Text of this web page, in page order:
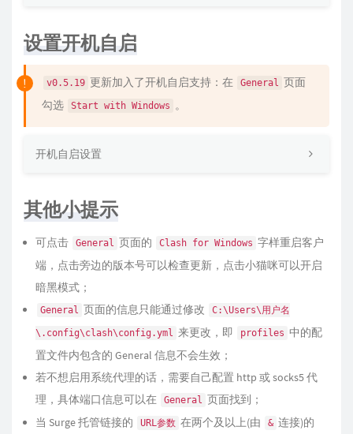
设置开机自启
v0.5.19 更新加入了开机自启支持：在 General
页面
勾选
Start with Windows 。
开机自启设置
其他小提示
可点击 General 页面的 Clash for Windows 字样重启客户
端，点击旁边的版本号可以检查更新，点击小猫咪可以开启
暗黑模式；
General 页面的信息只能通过修改 C:\Users\用户名
\.config\clash\config.yml 来更改，即 profiles 中的配
置文件内包含的 General 信息不会生效；
若不想启用系统代理的话，需要自己配置 http 或 socks5 代
理，具体端口信息可以在
General
页面找到；
当 Surge 托管链接的
URL参数 在两个及以上(由 & 连接)的